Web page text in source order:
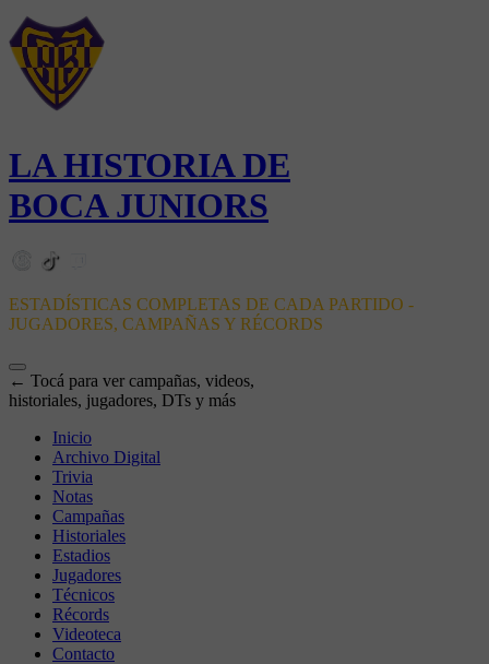
LA HISTORIA DE
BOCA JUNIORS
ESTADÍSTICAS COMPLETAS DE CADA PARTIDO -
JUGADORES, CAMPAÑAS Y RÉCORDS
← Tocá para ver campañas, videos,
historiales, jugadores, DTs y más
Inicio
Archivo Digital
Trivia
Notas
Campañas
Historiales
Estadios
Jugadores
Técnicos
Récords
Videoteca
Contacto